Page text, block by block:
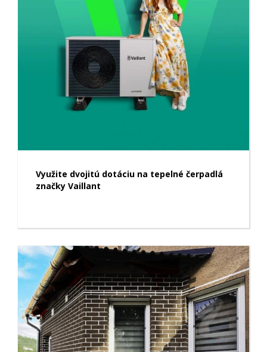
Využite dvojitú dotáciu na tepelné čerpadlá
značky Vaillant